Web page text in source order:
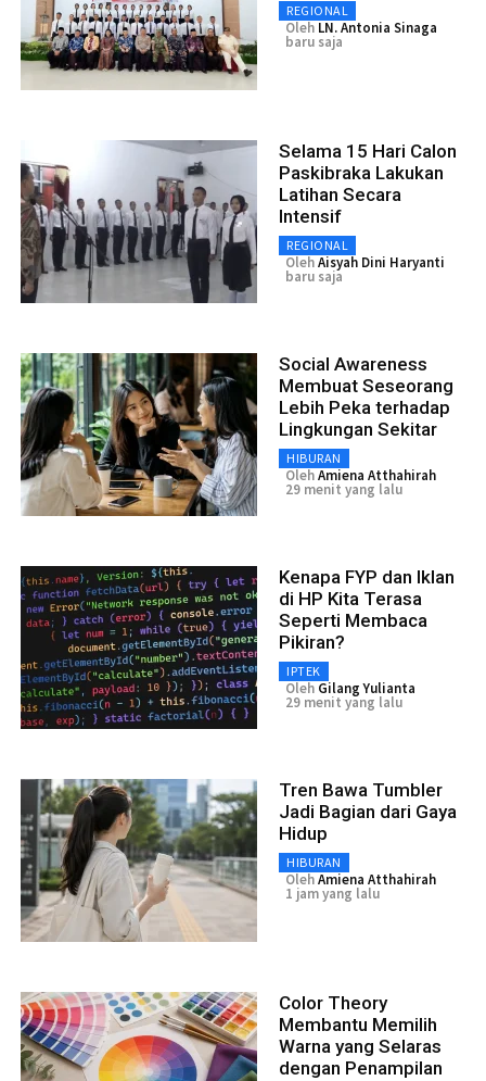
REGIONAL
Oleh LN. Antonia Sinaga
baru saja
Selama 15 Hari Calon
Paskibraka Lakukan
Latihan Secara
Intensif
REGIONAL
OlehAisyah Dini Haryanti
baru saja
Social Awareness
Membuat Seseorang
Lebih Peka terhadap
Lingkungan Sekitar
HIBURAN
OlehAmiena Atthahirah
29 menit yang lalu
Kenapa FYP dan Iklan
di HP Kita Terasa
Seperti Membaca
Pikiran?
IPTEK
Oleh Gilang Yulianta
29 menit yang lalu
Tren Bawa Tumbler
Jadi Bagian dari Gaya
Hidup
HIBURAN
OlehAmiena Atthahirah
1 jam yang lalu
Color Theory
Membantu Memilih
Warna yang Selaras
dengan Penampilan